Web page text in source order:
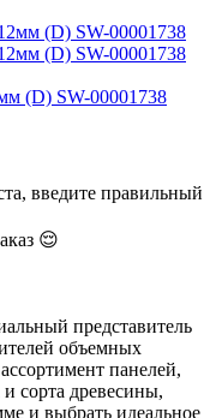
(D) SW-00001738
введите правильный
😌
представитель
объемных
панелей,
сорта древесины,
и выбрать идеальное